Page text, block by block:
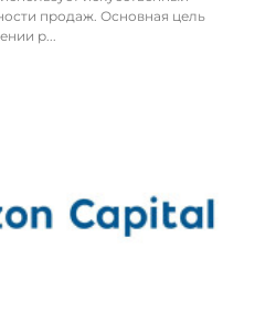
продаж. Основная цель
р...